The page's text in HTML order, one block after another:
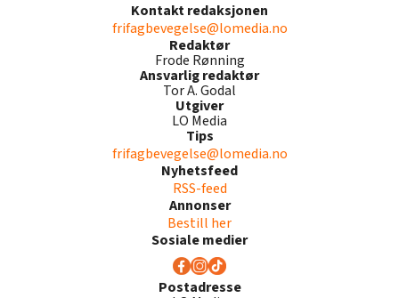
Kontakt redaksjonen
frifagbevegelse@lomedia.no
Redaktør
Frode Rønning
Ansvarlig redaktør
Tor A. Godal
Utgiver
LO Media
Tips
frifagbevegelse@lomedia.no
Nyhetsfeed
RSS-feed
Annonser
Bestill her
Sosiale medier
Postadresse